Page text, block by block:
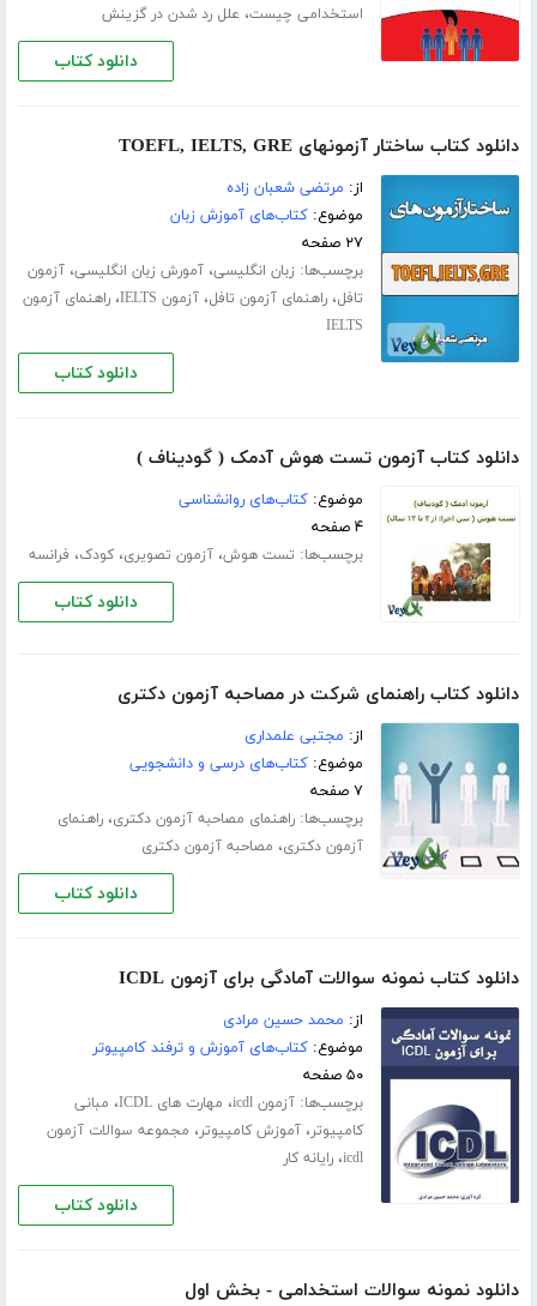
استخدامی چیست، علل رد شدن در گزینش
دانلود کتاب
دانلود کتاب ساختار آزمون­های TOEFL, IELTS, GRE
از: مرتضی شعبان زاده
موضوع:کتاب‌های آموزش زبان
۲۷ صفحه
برچسب‌ها: زبان انگلیسی،آمورش زبان انگلیسی،آزمون
تافل،راهنمای آزمون تافل،آزمون IELTS ،راهنمای آزمون
IELTS
دانلود کتاب
دانلود کتاب آزمون تست هوش آدمک ( گودیناف )
موضوع:کتاب‌های روانشناسی
۴ صفحه
برچسب‌ها: تست هوش،آزمون تصویری،کودک، فرانسه
دانلود کتاب
دانلود کتاب راهنمای شرکت در مصاحبه آزمون دکتری
از: مجتبی علمداری
موضوع:کتاب‌های درسی و دانشجویی
۷ صفحه
برچسب‌ها:راهنمای مصاحبه آزمون دکتری،راهنمای
آزمون دکتری، مصاحبه آزمون دکتری
دانلود کتاب
دانلود کتاب نمونه سوالات آمادگی برای آزمون ICDL
از: محمد حسین مرادی
موضوع:کتاب‌های آموزش و ترفند کامپیوتر
۵۰ صفحه
برچسب‌ها:آزمون icdl ، مهارت های ICDL ، مبانی
کامپیوتر،آموزش کامپیوتر، مجموعه سوالات آزمون
icdl،رایانه کار
دانلود کتاب
دانلود نمونه سوالات استخدامی - بخش اول